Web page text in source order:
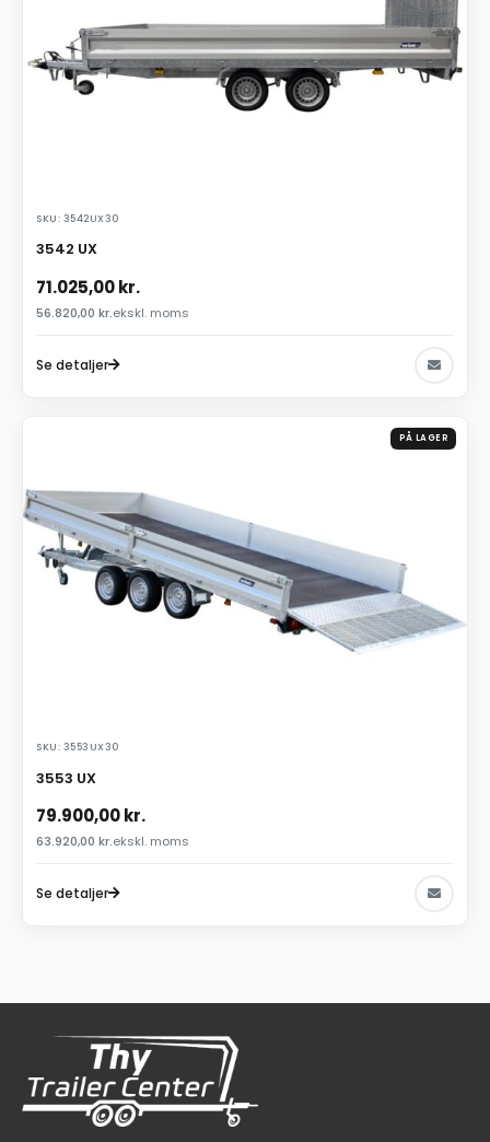
SKU: 3542UX30
3542 UX
71.025,00kr.
56.820,00 kr.ekskl. moms
Se detaljer
PÅ LAGER
SKU: 3553UX30
3553 UX
79.900,00kr.
63.920,00 kr.ekskl. moms
Se detaljer